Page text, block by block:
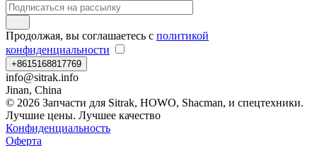
Продолжая, вы соглашаетесь с политикой
конфиденциальности
+8615168817769
info@sitrak.info
Jinan, China
© 2026 Запчасти для Sitrak, HOWO, Shacman, и спецтехники.
Лучшие цены. Лучшее качество
Конфиденциальность
Оферта